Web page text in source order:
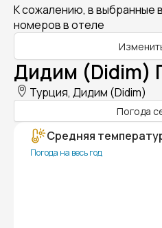
К сожалению, в выбранные
номеров в отеле
Дидим (Didim)
Турция, Дидим (Didim)
Погода
Средняя
Погода на весь год